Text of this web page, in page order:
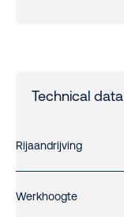
Technical data
Rijaandrijving
Werkhoogte